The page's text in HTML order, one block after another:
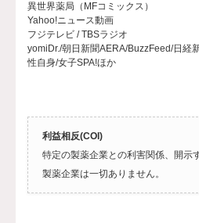
異世界薬局（MFコミックス）
Yahoo!ニュース動画
フジテレビ / TBSラジオ
yomiDr./朝日新聞AERA/BuzzFeed/日経
性自身/女子SPA!ほか
利益相反(COI)
特定の製薬企業との利害関係、開示
製薬企業は一切ありません。